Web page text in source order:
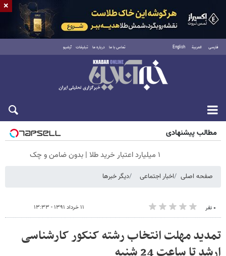
فارسی العربية English تماس با ما درباره ما تبلیغات آرشیو
جمعه ۱۶ مرداد ۱۴۰۵
مطالب پیشنهادی
۱ میلیارد اعتبار خرید طلا | بدون ضامن و چک
صفحه اصلی اخبار اجتماعی دیگر خبرها
۰ نفر ۱۱ خرداد ۱۳۹۱ - ۱۳:۳۳
تمدید مهلت انتخاب رشته کنکور کارشناسی
×